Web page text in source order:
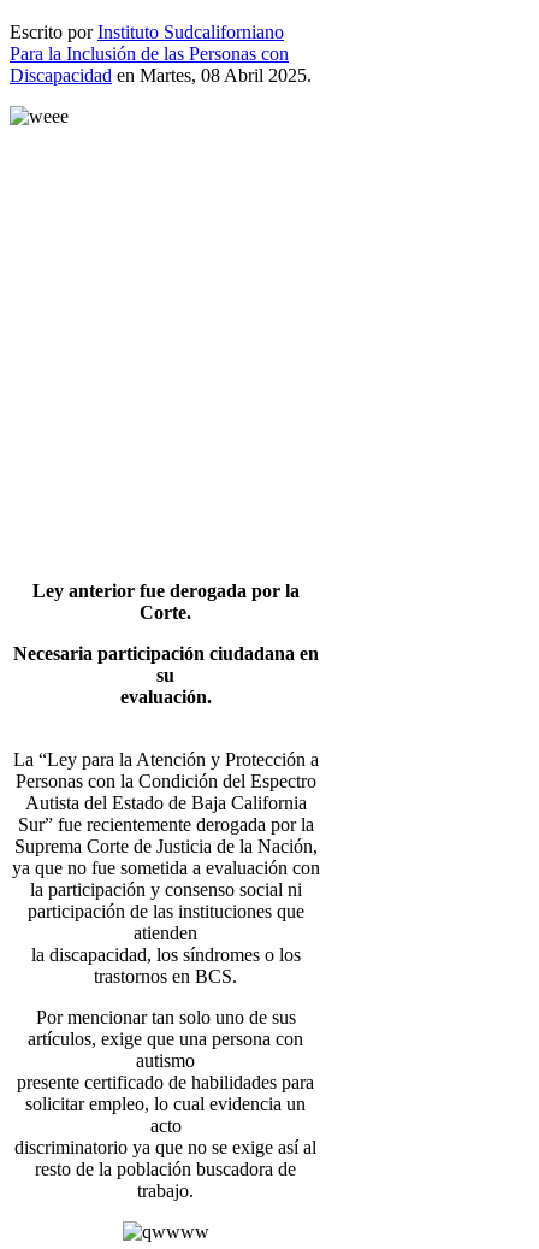
Escrito porInstituto Sudcaliforniano
Para la Inclusión de las Personas con
Discapacidad en Martes, 08 Abril 2025.
Ley anterior fue derogada por la
Corte.
Necesaria participación ciudadana en
su
evaluación.
La “Ley para la Atención y Protección a
Personas con la Condición del Espectro
Autista del Estado de Baja California
Sur” fue recientemente derogada por la
Suprema Corte de Justicia de la Nación,
ya que no fue sometida a evaluación con
la participación y consenso social ni
participación de las instituciones que
atienden
la discapacidad, los síndromes o los
trastornos en BCS.
Por mencionar tan solo uno de sus
artículos, exige que una persona con
autismo
presente certificado de habilidades para
solicitar empleo, lo cual evidencia un
acto
discriminatorio ya que no se exige así al
resto de la población buscadora de
trabajo.